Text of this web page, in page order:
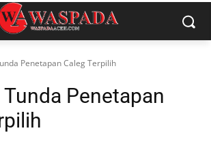
Penetapan Caleg Terpilih
Tunda Penetapan